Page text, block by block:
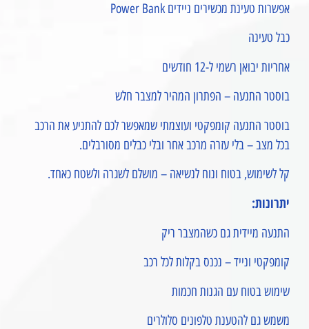
אפשרות טעינת מכשירים ניידים Power Bank
כבל טעינה
אחריות יבואן רשמי ל-12 חודשים
בוסטר התנעה – הפתרון המהיר למצבר חלש
בוסטר התנעה קומפקטי ועוצמתי שמאפשר לכם להתניע את הרכב
בכל מצב – בלי עזרה מרכב אחר ובלי כבלים מסורבלים.
קל לשימוש, בטוח ונוח לנשיאה – מושלם לשגרה ולשטח כאחד.
יתרונות:
התנעה מיידית גם כשהמצבר ריק
קומפקטי ונייד – נכנס בקלות לכל רכב
שימוש בטוח עם הגנות חכמות
משמש גם להטענת טלפונים סלולרים